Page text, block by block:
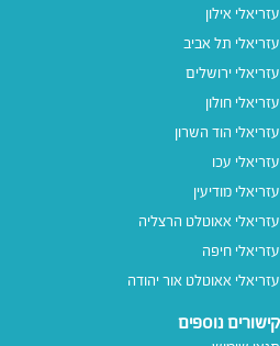
עזריאלי אילון
עזריאלי תל אביב
עזריאלי ירושלים
עזריאלי חולון
עזריאלי הוד השרון
עזריאלי עכו
עזריאלי מודיעין
עזריאלי אאוטלט הרצליה
עזריאלי חיפה
עזריאלי אאוטלט אור יהודה
קישורים נוספים